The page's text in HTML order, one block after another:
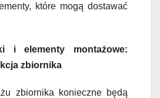
które mogą dostawać
i elementy montażowe:
zbiornika
zbiornika konieczne będą